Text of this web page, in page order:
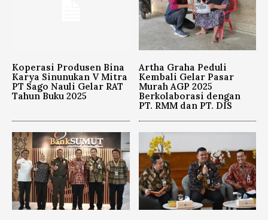
Koperasi Produsen Bina
Karya Sinunukan V Mitra
PT Sago Nauli Gelar RAT
Tahun Buku 2025
Artha Graha Peduli
Kembali Gelar Pasar
Murah AGP 2025
Berkolaborasi dengan
PT. RMM dan PT. DIS